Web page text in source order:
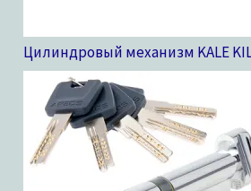
Цилиндровый механизм KALE